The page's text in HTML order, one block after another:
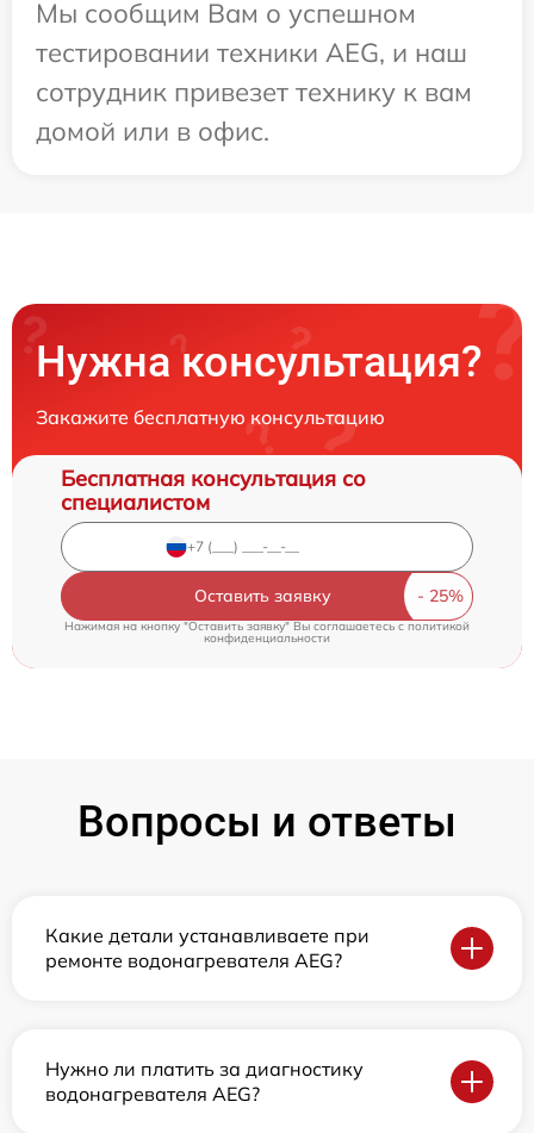
Мы сообщим Вам о успешном
тестировании техники AEG, и наш
сотрудник привезет технику к вам
домой или в офис.
Нужна консультация?
Закажите бесплатную консультацию
Бесплатная консультация со
специалистом
Оставить заявку
Нажимая на кнопку "Оставить заявку" Вы соглашаетесь cполитикой
конфиденциальности
Вопросы и ответы
Какие детали устанавливаете при
ремонте водонагревателя AEG?
Нужно ли платить за диагностику
водонагревателя AEG?